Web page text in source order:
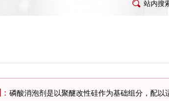
站内搜
： 磷酸消泡剂是以聚醚改性硅作为基础组分，配以